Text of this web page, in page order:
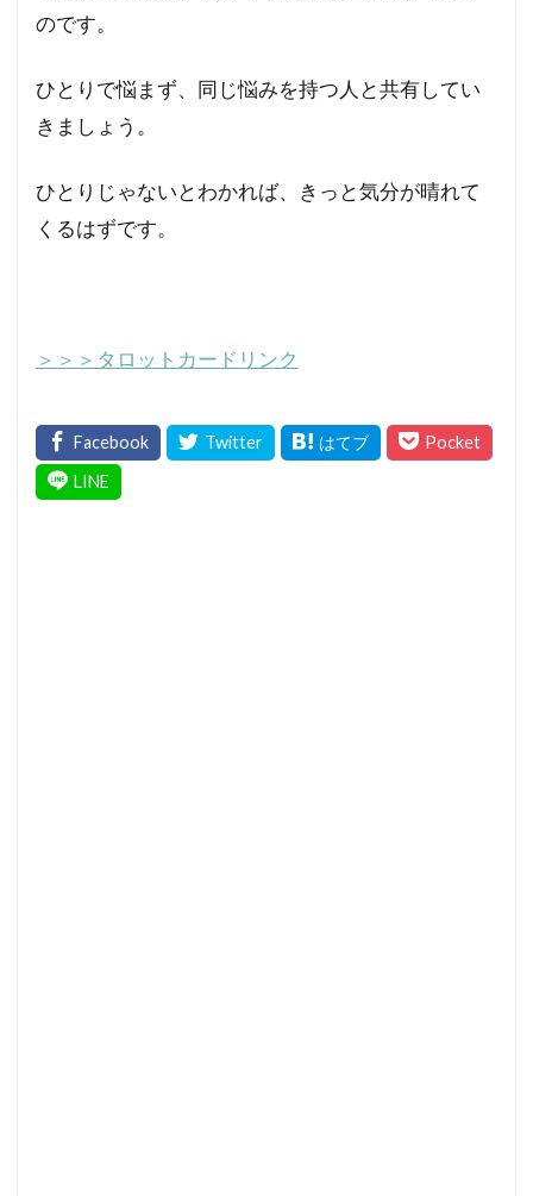
のです。
ひとりで悩まず、同じ悩みを持つ人と共有してい
きましょう。
ひとりじゃないとわかれば、きっと気分が晴れて
くるはずです。
＞＞＞タロットカードリンク